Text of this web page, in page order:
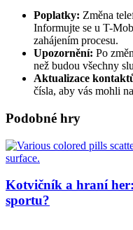
Poplatky: Změna
Informujte se u T-
zahájením procesu.
Upozornění: Po
než budou všechny
Aktualizace
čísla, aby vás mohli
Podobné hry
Kotvičník a hraní
sportu?